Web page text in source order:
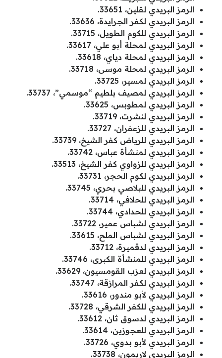
الرمز البريدي لقلين، 33651.
الرمز البريدي لكفر الجرايدة، 33636.
الرمز البريدي للكوم الطويل، 33715.
الرمز البريدي لمحلة أبو علي، 33617.
الرمز البريدي لمحلة دياي، 33618.
الرمز البريدي لمحلة موسى، 33718.
الرمز البريدي لمسير، 33725.
الرمز البريدي لمصيف بلطيم “موسمي”، 33737.
الرمز البريدي لمطوبس، 33625.
الرمز البريدي لنشرت، 33719.
الرمز البريدي للزعفران، 33727.
الرمز البريدي للرياض كفر الشيخ، 33739.
الرمز البريدي لمنشأة عباس، 33742.
الرمز البريدي للزواوي كفر الشيخ، 33513.
الرمز البريدي لكوم الحجر، 33731.
الرمز البريدي للبلاصي بحري، 33745.
الرمز البريدي للحلافي، 33714.
الرمز البريدي للحدادي، 33744.
الرمز البريدي لشباس عمير، 33722.
الرمز البريدي لشباس الملح، 33615.
الرمز البريدي لدقميرة، 33712.
الرمز البريدي للمنشأة الكبرى، 33746.
الرمز البريدي لعزب القومسيون، 33629.
الرمز البريدي لكفر المرازقة، 33747.
الرمز البريدي لأبو مندور، 33616.
الرمز البريدي للكفر الشرقي، 33728.
الرمز البريدي لدسوق ثان، 33612.
الرمز البريدي للعجوزين، 33614.
الرمز البريدي لأبو بدوي، 33726.
الرمز البريدي لاريمون، 33738.